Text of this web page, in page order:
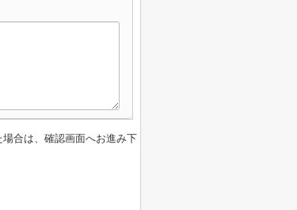
合は、確認画面へお進み下